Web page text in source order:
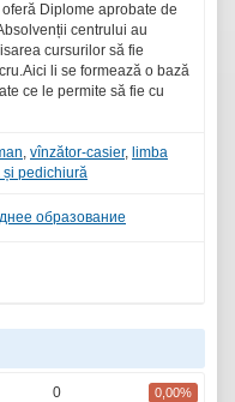
Diplome aprobate de
centrului au
cursurilor să fie
li se formează o bază
ce le permite să fie cu
, vînzător-casier, limba
pedichiură
образование
0 0,00%